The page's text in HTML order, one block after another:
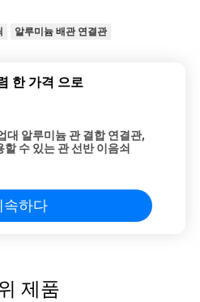
알루미늄 배관 연결관
한 가격 으로
대 알루미늄 관 결합 연결관,
할 수 있는 관 선반 이음쇠
속하다
제품